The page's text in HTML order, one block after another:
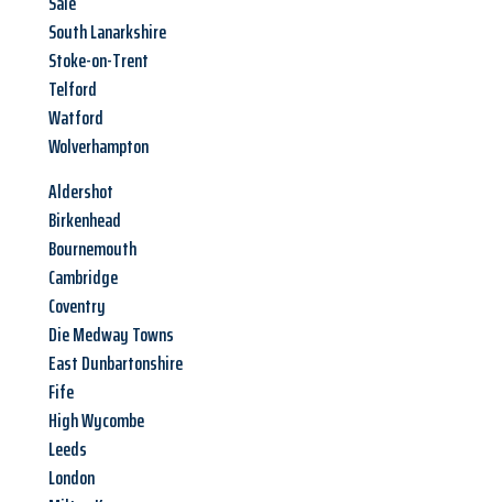
South Lanarkshire
Stoke-on-Trent
Telford
Watford
Wolverhampton
Aldershot
Birkenhead
Bournemouth
Cambridge
Coventry
Die Medway Towns
East Dunbartonshire
Fife
High Wycombe
Leeds
London